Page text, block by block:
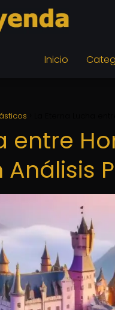
Inicio
entre
Análisis